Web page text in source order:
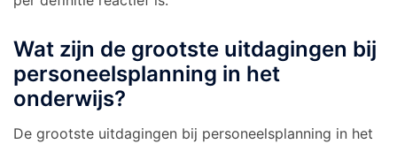
Wat zijn de grootste uitdagingen bij
personeelsplanning in het
onderwijs?
De grootste uitdagingen bij personeelsplanning in het